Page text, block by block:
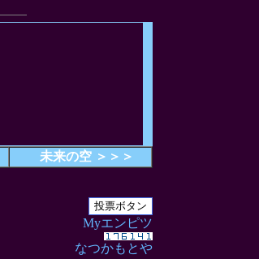
未来の空 ＞＞＞
Myエンピツ
なつかもとや